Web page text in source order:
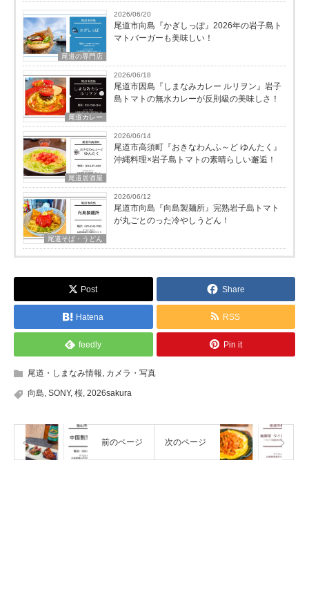
尾道の専門店
2026/06/20
尾道市向島『かぎしっぽ』2026年の岩子島ト
マトバーガーも美味しい！
尾道カレー
2026/06/18
尾道市因島『しまなみカレー ルリヲン』岩子
島トマトの無水カレーが反則級の美味しさ！
尾道居酒屋
2026/06/14
尾道市高須町『おきなわんふ～ど ゆんたく』
沖縄料理×岩子島トマトの素晴らしい邂逅！
尾道そば・うどん
2026/06/12
尾道市向島『向島製麺所』完熟岩子島トマト
が丸ごとのった冷やしうどん！
Post Share
Hatena RSS
feedly Pin it
尾道・しまなみ情報, カメラ・写真
向島, SONY, 桜, 2026sakura
前のページ 次のページ